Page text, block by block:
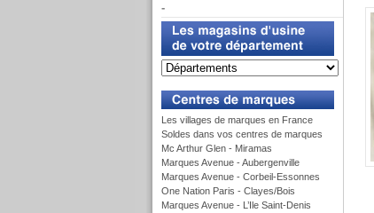
-
Les villages de marques en France
Soldes dans vos centres de marques
Mc Arthur Glen - Miramas
Marques Avenue - Aubergenville
Marques Avenue - Corbeil-Essonnes
One Nation Paris - Clayes/Bois
Marques Avenue - L’Ile Saint-Denis